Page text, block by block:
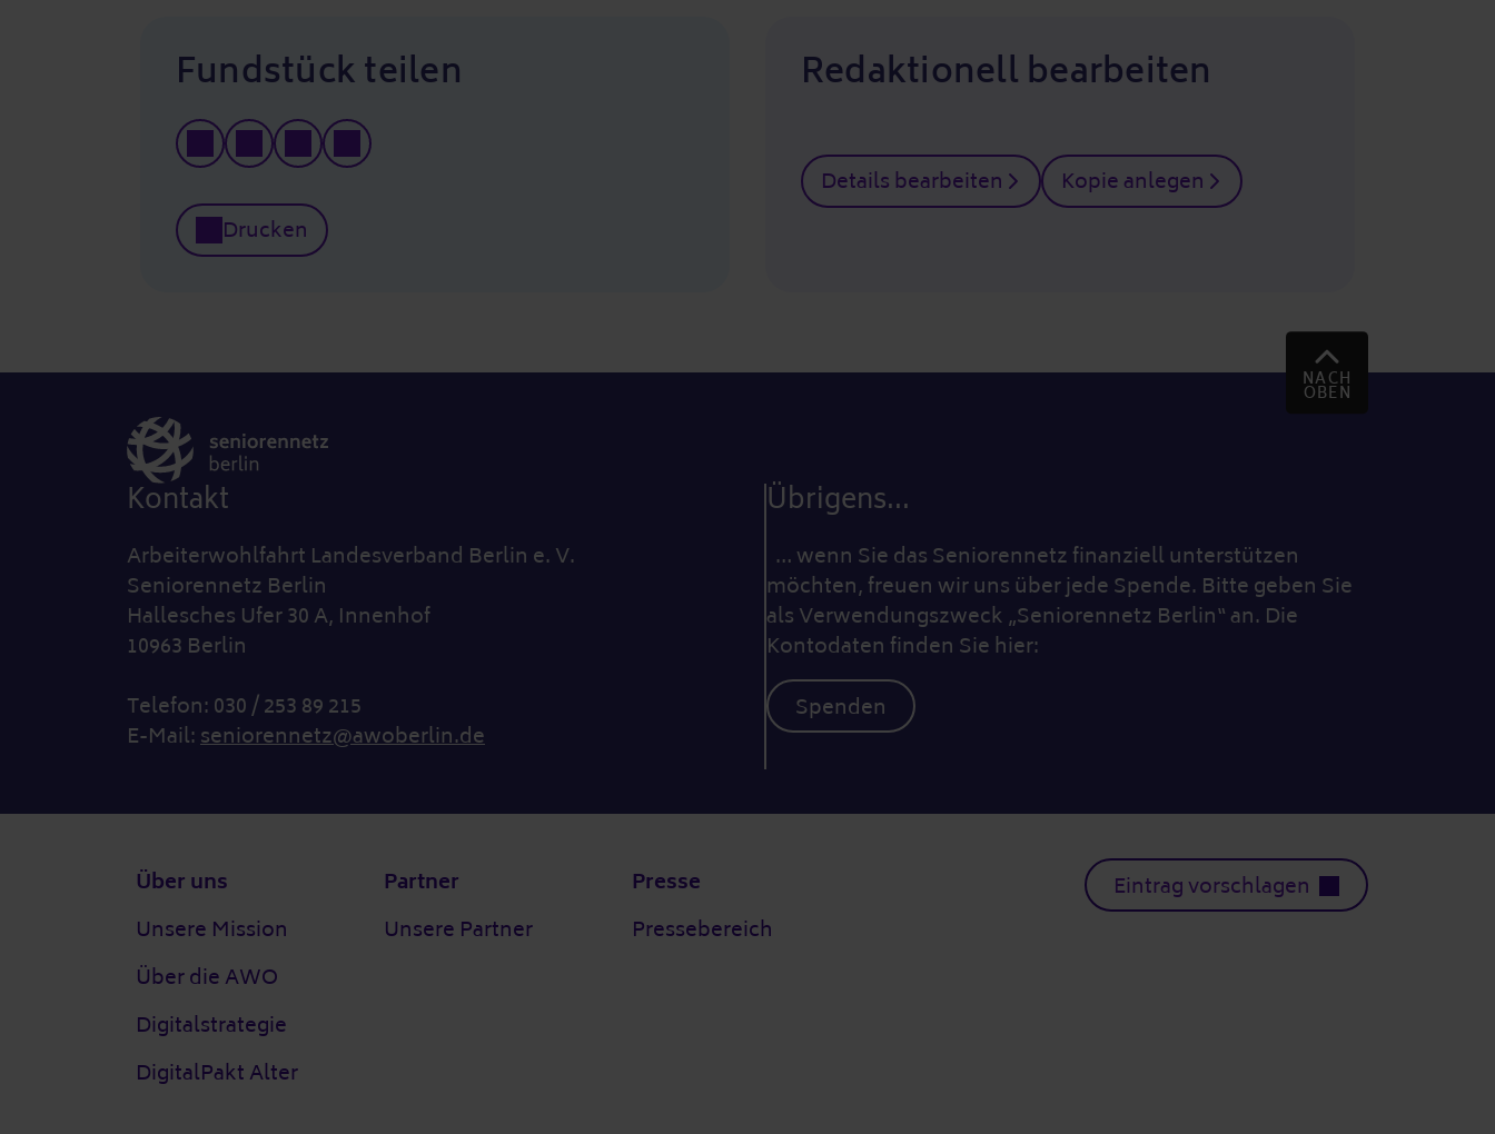
Fundstück teilen
Drucken
Redaktionell bearbeiten
Details bearbeiten Kopie anlegen
NACH
OBEN
Kontakt
Arbeiterwohlfahrt Landesverband Berlin e. V.
Seniorennetz Berlin
Hallesches Ufer 30 A, Innenhof
10963 Berlin
Telefon: 030 / 253 89 215
E-Mail:seniorennetz@awoberlin.de
Übrigens...
… wenn Sie das Seniorennetz finanziell unterstützen
möchten, freuen wir uns über jede Spende. Bitte geben Sie
als Verwendungszweck „Seniorennetz Berlin“ an. Die
Kontodaten finden Sie hier:
Spenden
Fußzeile
Über uns
Unsere Mission
Über die AWO
Digitalstrategie
DigitalPakt Alter
Partner
Unsere Partner
Presse
Pressebereich
Eintrag vorschlagen